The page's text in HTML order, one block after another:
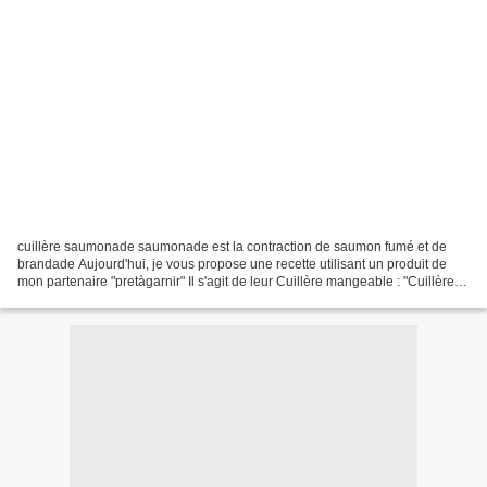
cuillère saumonade saumonade est la contraction de saumon fumé et de
brandade Aujourd'hui, je vous propose une recette utilisant un produit de
mon partenaire "pretàgarnir" Il s'agit de leur Cuillère mangeable : "Cuillère